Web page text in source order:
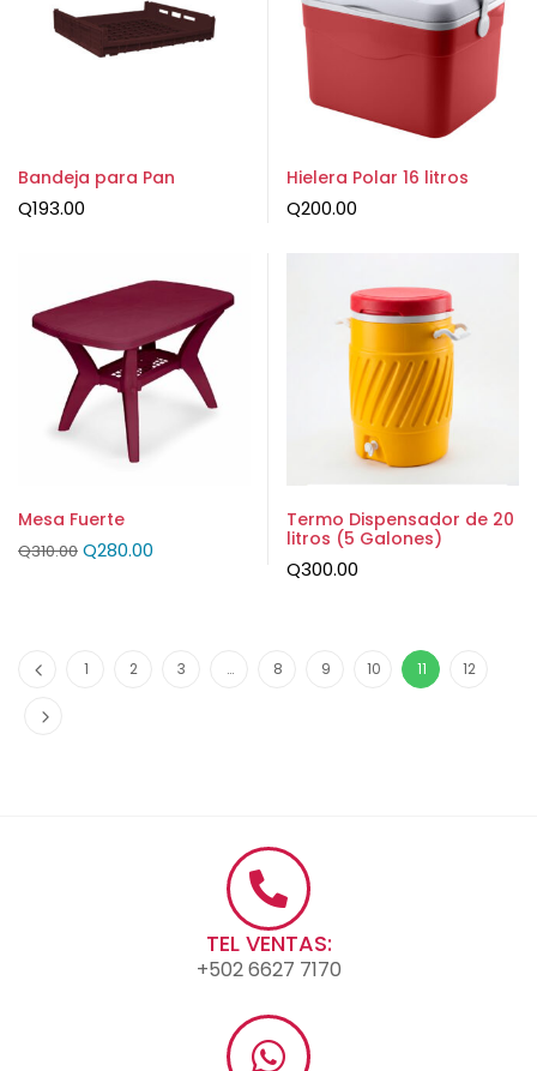
Bandeja para Pan
Q193.00
Hielera Polar 16 litros
Q200.00
Mesa Fuerte
Q310.00 Q280.00
Termo Dispensador de 20
litros (5 Galones)
Q300.00
1 2 3 … 8 9 10 11 12
TEL VENTAS:
+502 6627 7170